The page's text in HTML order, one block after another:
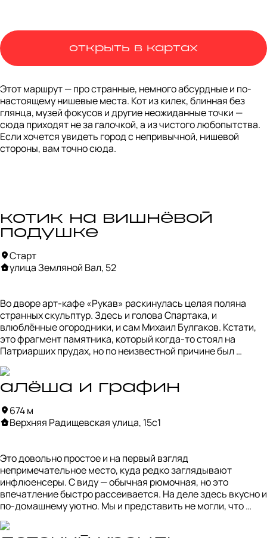
Этот маршрут — про странные, немного абсурдные и по-
настоящему нишевые места. Кот из килек, блинная без
глянца, музей фокусов и другие неожиданные точки —
сюда приходят не за галочкой, а из чистого любопытства.
Если хочется увидеть город с непривычной, нишевой
стороны, вам точно сюда.
котик на вишнёвой
подушке
Старт
улица Земляной Вал, 52
Во дворе арт-кафе «Рукав» раскинулась целая поляна
странных скульптур. Здесь и голова Спартака, и
влюблённые огородники, и сам Михаил Булгаков. Кстати,
это фрагмент памятника, который когда-то стоял на
Патриарших прудах, но по неизвестной причине был
запрещён.
Главная звезда этого дворика — котик на вишнёвой
подушке. Он умиляет, но одновременно рождает массу
вопросов: почему именно вишнёвая подушка? почему он
сложен из килек? И, наконец, что вообще делает он, как и
Ответов, разумеется, нет.
алёша и графин
674 м
Верхняя Радищевская улица, 15с1
Это довольно простое и на первый взгляд
непримечательное место, куда редко заглядывают
инфлюенсеры. С виду — обычная рюмочная, но это
впечатление быстро рассеивается. На деле здесь вкусно и
по-домашнему уютно. Мы и представить не могли, что
чебуреки за 200 рублей окажутся настолько удачными.
открыть в картах